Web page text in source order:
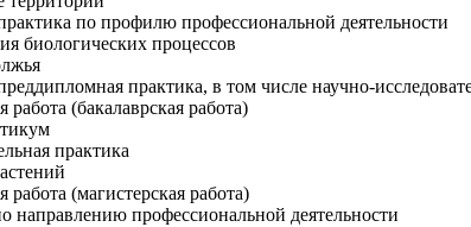
по профилю профессиональной деятельности
биологических процессов
практика, в том числе научно-
(бакалаврская работа)
практика
(магистерская работа)
направлению профессиональной деятельности